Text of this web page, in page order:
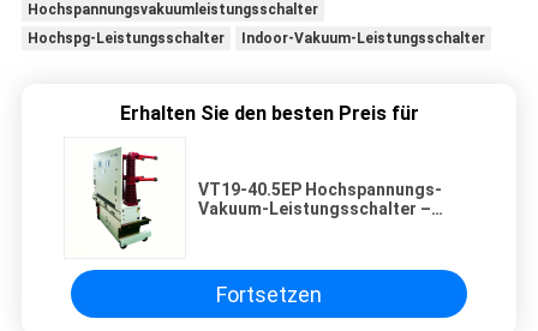
Hochspannungsvakuumleistungsschalter
Hochspg-Leistungsschalter
Indoor-Vakuum-Leistungsschalter
Erhalten Sie den besten Preis für
VT19-40.5EP Hochspannungs-
Vakuum-Leistungsschalter –
Fortsetzen